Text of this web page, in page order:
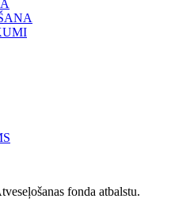
fonda atbalstu.